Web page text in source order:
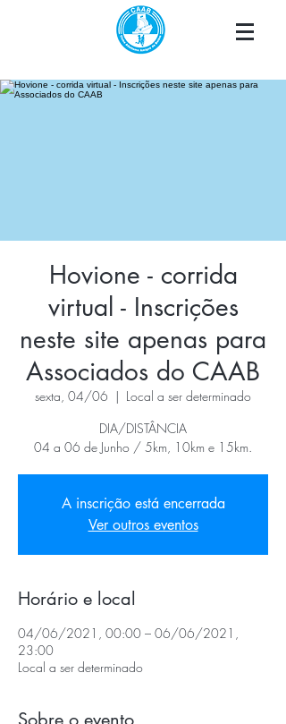
Hovione - corrida
virtual - Inscrições
neste site apenas para
Associados do CAAB
sexta, 04/06
  |
Local a ser determinado
DIA/DISTÂNCIA
04 a 06 de Junho / 5km, 10km e 15km.
A inscrição está encerrada
Ver outros eventos
Horário e local
04/06/2021, 00:00 – 06/06/2021,
23:00
Local a ser determinado